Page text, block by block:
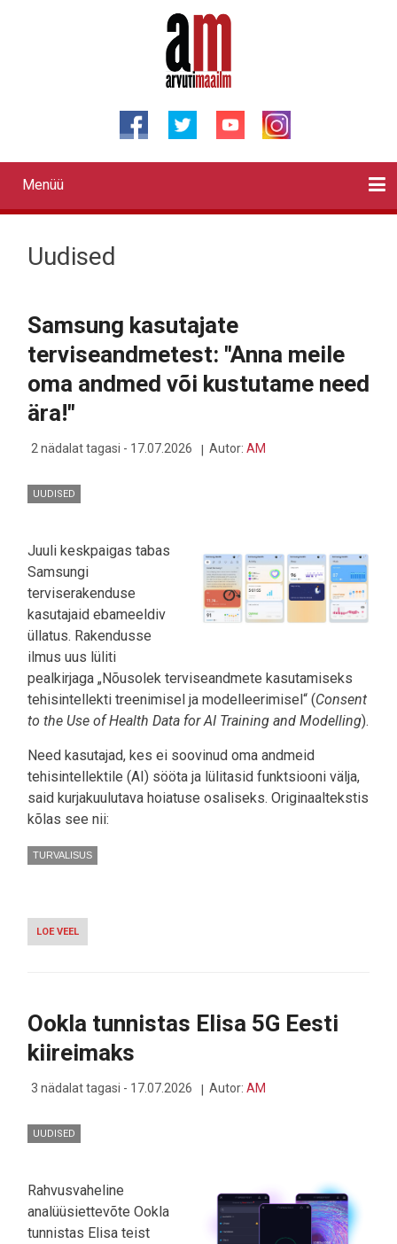
Primary
links
Menüü
Uudised
Samsung kasutajate
terviseandmetest: "Anna meile
oma andmed või kustutame need
ära!"
2 nädalat tagasi - 17.07.2026 Autor: AM
UUDISED
Juuli keskpaigas tabas
Samsungi
terviserakenduse
kasutajaid ebameeldiv
üllatus. Rakendusse
ilmus uus lüliti
pealkirjaga „Nõusolek terviseandmete kasutamiseks
tehisintellekti treenimisel ja modelleerimisel“ (Consent
to the Use of Health Data for AI Training and Modelling).
Need kasutajad, kes ei soovinud oma andmeid
tehisintellektile (AI) sööta ja lülitasid funktsiooni välja,
said kurjakuulutava hoiatuse osaliseks. Originaaltekstis
kõlas see nii:
TURVALISUS
LOE VEEL
SAMSUNG
OMA
VÕI
NEED
ÄRA!"
Ookla tunnistas Elisa 5G Eesti
kiireimaks
3 nädalat tagasi - 17.07.2026 Autor: AM
UUDISED
Rahvusvaheline
analüüsiettevõte Ookla
tunnistas Elisa teist